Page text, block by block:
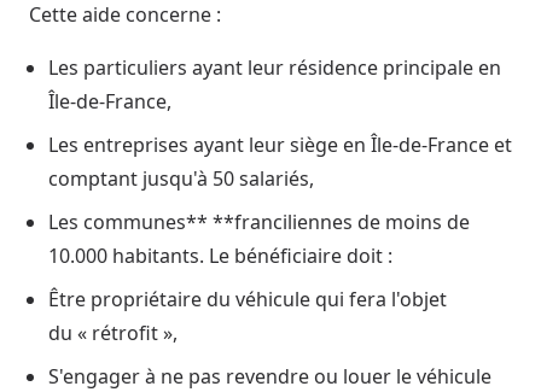
Cette aide concerne :
Les particuliers ayant leur résidence principale en
Île-de-France,
Les entreprises ayant leur siège en Île-de-France et
comptant jusqu'à 50 salariés,
Les communes** **franciliennes de moins de
10.000 habitants. Le bénéficiaire doit :
Être propriétaire du véhicule qui fera l'objet
du « rétrofit »,
S'engager à ne pas revendre ou louer le véhicule